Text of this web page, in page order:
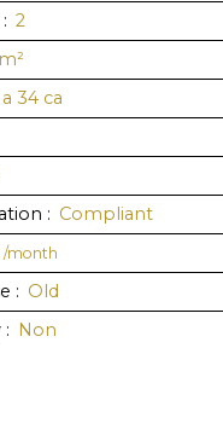
: 2
m²
34 ca
: Compliant
month
: Old
: Non